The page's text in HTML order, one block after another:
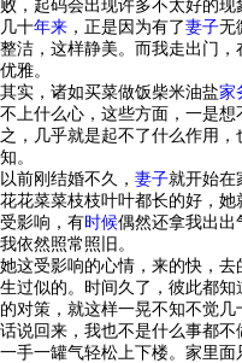
败，起码会出现许多不太好的现
几十年来 ，正是因为有了妻子无
整洁，这样静美。而我走出门
优雅。
其实，诸如买菜做饭柴米油盐家
不上什么心，这些方面，一是
之，几乎就是起不了什么作用
知。
以前刚结婚不久， 妻子就开始在
花花菜菜枝枝叶叶都长的好，
受影响，有时候偶然还拿我出出
我依然照常照旧。
她这受影响的心情，来的快，去
生过似的。时间久了，彼此都
的对策，就这样一晃不知不觉几
话说回来，我也不是什么事都
一手一罐气轻松上下楼。家里